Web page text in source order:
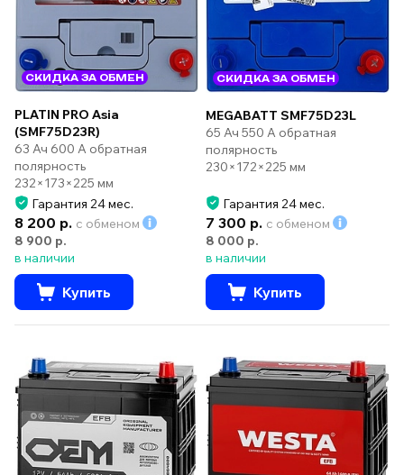
СКИДКА ЗА ОБМЕН
PLATIN PRO Asia
(SMF75D23R)
63 Ач 600 А обратная
полярность
232×173×225 мм
Гарантия 24 мес.
8 200 р. с обменом
8 900 р.
в наличии
Купить
СКИДКА ЗА ОБМЕН
MEGABATT SMF75D23L
65 Ач 550 А обратная
полярность
230×172×225 мм
Гарантия 24 мес.
7 300 р. с обменом
8 000 р.
в наличии
Купить